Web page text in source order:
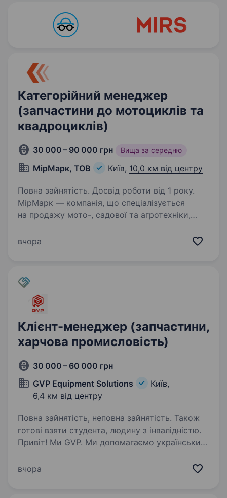
Категорійний менеджер
(запчастини до мотоциклів та
квадроциклів)
30 000 – 90 000 грн Вища за середню
МірМарк, ТОВ Київ, 10,0 км від центру
Повна зайнятість. Досвід роботи від 1 року.
МірМарк — компанія, що спеціалізується
на продажу мото-, садової та агротехніки,
до команди Категорійного менеджера.
вчора
Клієнт-менеджер (запчастини,
харчова промисловість)
30 000 – 60 000 грн
GVP Equipment Solutions
Київ,
6,4 км від центру
Повна зайнятість, неповна зайнятість. Також
готові взяти студента, людину з інвалідністю.
Привіт! Ми GVP. Ми допомагаємо українським
складні виробничі рішення. І дуже часто для
вчора